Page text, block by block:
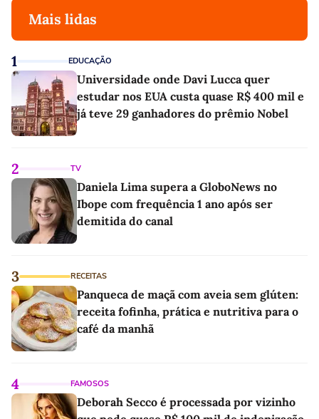
Mais lidas
1 EDUCAÇÃO
Universidade onde Davi Lucca quer
estudar nos EUA custa quase R$ 400 mil e
já teve 29 ganhadores do prêmio Nobel
2 TV
Daniela Lima supera a GloboNews no
Ibope com frequência 1 ano após ser
demitida do canal
3 RECEITAS
Panqueca de maçã com aveia sem glúten:
receita fofinha, prática e nutritiva para o
café da manhã
4 FAMOSOS
Deborah Secco é processada por vizinho